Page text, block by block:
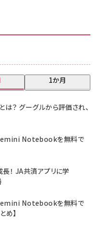
1か月
？ グーグルから評価され、
Notebookを無料で
！ JA共済アプリに学
Notebookを無料で
め】